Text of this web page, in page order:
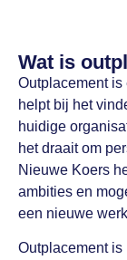
Wat is
Outplacement
helpt bij het
huidige
het draait om
Nieuwe Koers
ambities en
een nieuwe
Outplacement